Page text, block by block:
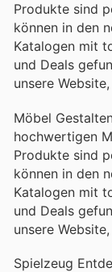
Produkte sind
können in den
Katalogen mit
und Deals
unsere
Möbel
hochwertigen
Produkte sind
können in den
Katalogen mit
und Deals
unsere
Spielzeug